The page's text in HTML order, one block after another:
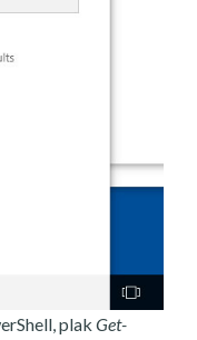
plak Get-